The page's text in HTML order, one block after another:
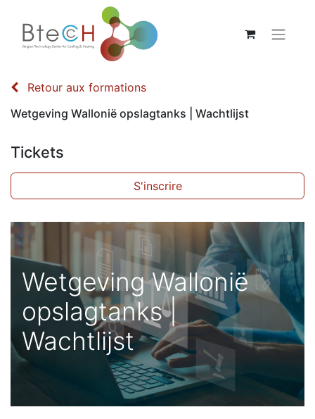
Retour aux formations
Wetgeving Wallonië opslagtanks | Wachtlijst
Tickets
S'inscrire
Wetgeving Wallonië
opslagtanks |
Wachtlijst